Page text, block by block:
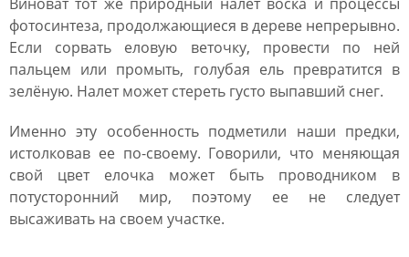
фотосинтеза, продолжающиеся в дереве непрерывно.
Если сорвать еловую веточку, провести по ней
пальцем или промыть, голубая ель превратится в
зелёную. Налет может стереть густо выпавший снег.
Именно эту особенность подметили наши предки,
истолковав ее по-своему. Говорили, что меняющая
свой цвет елочка может быть проводником в
потусторонний мир, поэтому ее не следует
высаживать на своем участке.